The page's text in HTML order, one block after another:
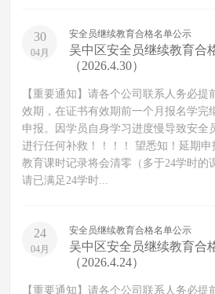
30
04月
安全员继续教育合格名单公示
吴中区安全员继续教育合
（2026.4.30）
【重要通知】请各个公司联系人务必提
效期，在证书有效期前一个月报名学完
申报。因学员自身学习进度慢导致安全
进行任何补救！！！！ 望悉知！延期
教育课时记录将会清零（多于24学时的
请已满足24学时...
24
04月
安全员继续教育合格名单公示
吴中区安全员继续教育合
（2026.4.24）
【重要通知】请各个公司联系人务必提